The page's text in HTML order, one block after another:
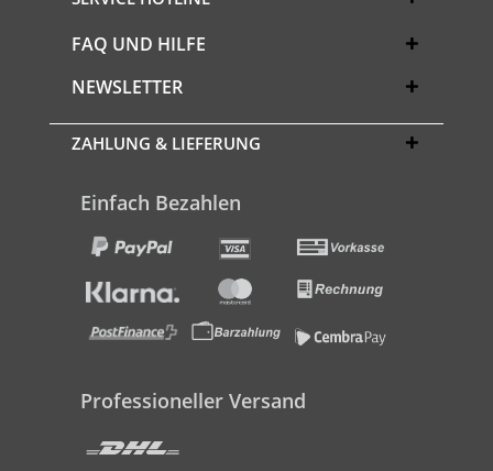
FAQ UND HILFE
NEWSLETTER
ZAHLUNG & LIEFERUNG
Einfach Bezahlen
Professioneller Versand